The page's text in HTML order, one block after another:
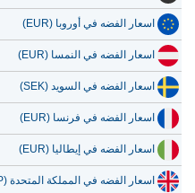
اسعار الفضه في أوروبا (EUR)
اسعار الفضه في النمسا (EUR)
اسعار الفضه في السويد (SEK)
اسعار الفضه في فرنسا (EUR)
اسعار الفضه في إيطاليا (EUR)
اسعار الفضه في المملكة المتحدة (GBP)